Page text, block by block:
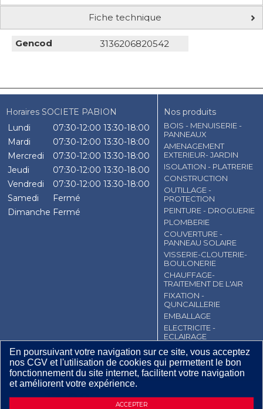
ACCEPTER
En poursuivant votre navigation sur ce site, vous acceptez
nos CGV et l'utilisation de cookies qui permettent le bon
fonctionnement du site internet, facilitent votre navigation
et améliorent votre expérience.
13,08€TTC / BTE
Fiche technique
Gencod 3136206820542
Horaires SOCIETE PABION
Lundi
07:30-12:00 13:30-18:00
Mardi
07:30-12:00 13:30-18:00
Mercredi
07:30-12:00 13:30-18:00
Jeudi
07:30-12:00 13:30-18:00
Vendredi
07:30-12:00 13:30-18:00
Samedi
Fermé
Dimanche Fermé
Nos produits
BOIS - MENUISERIE -
PANNEAUX
AMENAGEMENT
EXTERIEUR- JARDIN
ISOLATION - PLATRERIE
CONSTRUCTION
OUTILLAGE -
PROTECTION
PEINTURE - DROGUERIE
PLOMBERIE
COUVERTURE -
PANNEAU SOLAIRE
VISSERIE-CLOUTERIE-
BOULONERIE
CHAUFFAGE-
TRAITEMENT DE L'AIR
FIXATION -
QUNCAILLERIE
EMBALLAGE
ELECTRICITE -
ECLAIRAGE
CGV Contact
Mentions légales
Plan du site